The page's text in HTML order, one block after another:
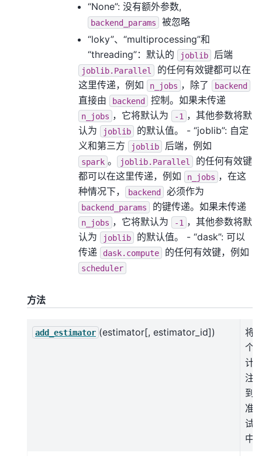
“None”: 没有额外参数,
backend_params
被忽略
“loky”、“multiprocessing”和
“threading”：默认的
joblib 后端
joblib.Parallel
的任何有效键都可以在
这里传递，例如
n_jobs ，除了 backend
直接由 backend 控制。如果未传递
n_jobs ，它将默认为 -1 ，其他参数将默
认为
joblib
的默认值。 - “joblib”: 自定
义和第三方
joblib 后端，例如
spark 。 joblib.Parallel
的任何有效键
都可以在这里传递，例如
n_jobs ，在这
种情况下，
backend 必须作为
backend_params 的键传递。如果未传递
n_jobs ，它将默认为 -1 ，其他参数将默
认为
joblib
的默认值。 - “dask”: 可以
传递
dask.compute 的任何有效键，例如
scheduler
方法
add_estimator (estimator[, estimator_id])
将
个
计
注
到
准
试
中